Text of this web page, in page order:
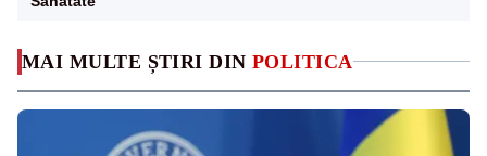
MAI MULTE ȘTIRI DIN POLITICA